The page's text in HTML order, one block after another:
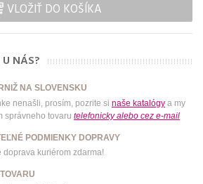
VLOŽIŤ DO KOŠÍKA
NÁS?
NA SLOVENSKU
nenašli, prosím, pozrite si naše katalógy a my
správneho tovaru telefonicky alebo cez e-mail
PODMIENKY DOPRAVY
doprava kuriérom zdarma!